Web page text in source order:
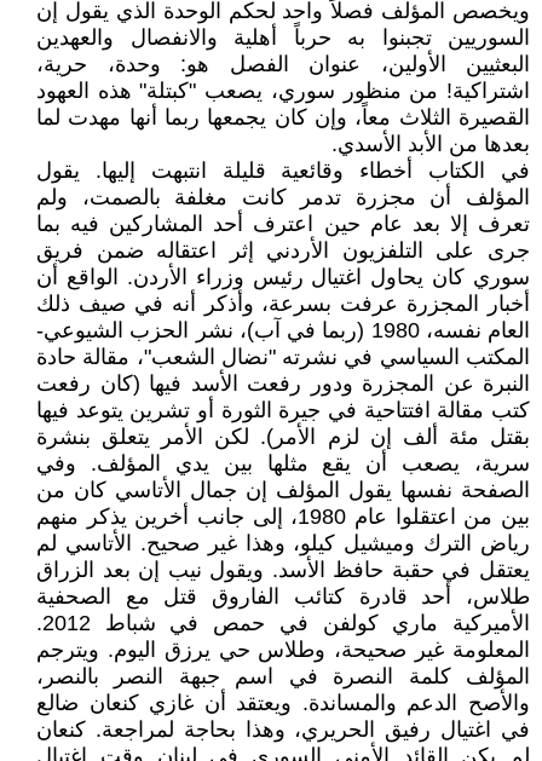
ويخصص المؤلف فصلاً واحد لحكم الوحدة الذي يقول إن
السوريين تجبنوا به حرباً أهلية والانفصال والعهدين
البعثيين الأولين، عنوان الفصل هو: وحدة، حرية،
اشتراكية! من منظور سوري، يصعب "كبتلة" هذه العهود
القصيرة الثلاث معاً، وإن كان يجمعها ربما أنها مهدت لما
بعدها من الأبد الأسدي.
في الكتاب أخطاء وقائعية قليلة انتبهت إليها. يقول
المؤلف أن مجزرة تدمر كانت مغلفة بالصمت، ولم
تعرف إلا بعد عام حين اعترف أحد المشاركين فيه بما
جرى على التلفزيون الأردني إثر اعتقاله ضمن فريق
سوري كان يحاول اغتيال رئيس وزراء الأردن. الواقع أن
أخبار المجزرة عرفت بسرعة، وأذكر أنه في صيف ذلك
العام نفسه، 1980 (ربما في آب)، نشر الحزب الشيوعي-
المكتب السياسي في نشرته "نضال الشعب"، مقالة حادة
النبرة عن المجزرة ودور رفعت الأسد فيها (كان رفعت
كتب مقالة افتتاحية في جيرة الثورة أو تشرين يتوعد فيها
بقتل مئة ألف إن لزم الأمر). لكن الأمر يتعلق بنشرة
سرية، يصعب أن يقع مثلها بين يدي المؤلف. وفي
الصفحة نفسها يقول المؤلف إن جمال الأتاسي كان من
بين من اعتقلوا عام 1980، إلى جانب أخرين يذكر منهم
رياض الترك وميشيل كيلو، وهذا غير صحيح. الأتاسي لم
يعتقل في حقبة حافظ الأسد. ويقول نيب إن بعد الزراق
طلاس، أحد قادرة كتائب الفاروق قتل مع الصحفية
الأميركية ماري كولفن في حمص في شباط 2012.
المعلومة غير صحيحة، وطلاس حي يرزق اليوم. ويترجم
المؤلف كلمة النصرة في اسم جبهة النصر بالنصر،
والأصح الدعم والمساندة. ويعتقد أن غازي كنعان ضالع
في اغتيال رفيق الحريري، وهذا بحاجة لمراجعة. كنعان